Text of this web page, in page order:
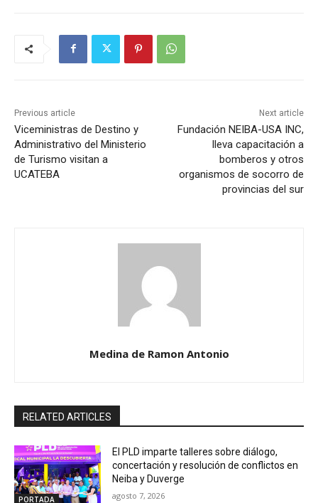
Previous article
Viceministras de Destino y
Administrativo del Ministerio
de Turismo visitan a
UCATEBA
Next article
Fundación NEIBA-USA INC,
lleva capacitación a
bomberos y otros
organismos de socorro de
provincias del sur
Medina de Ramon Antonio
RELATED ARTICLES
PORTADA
El PLD imparte talleres sobre diálogo,
concertación y resolución de conflictos en
Neiba y Duverge
agosto 7, 2026